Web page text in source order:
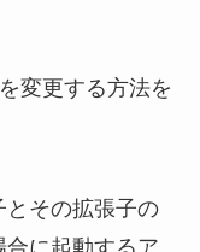
変更する方法を
とその拡張子の
に起動するア